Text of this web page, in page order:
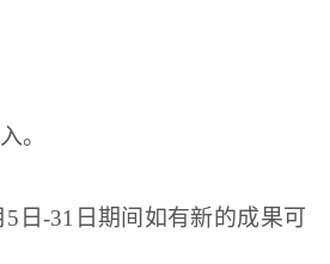
。
5 日-31 日期间如有新的成果可